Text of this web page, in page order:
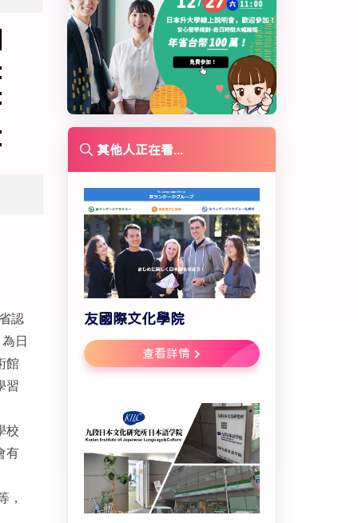
認
日
館
習
校
有
，
其他人正在看...
友國際文化學院
查看詳情